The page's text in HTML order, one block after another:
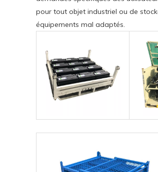
pour tout objet industriel ou de
équipements mal adaptés.